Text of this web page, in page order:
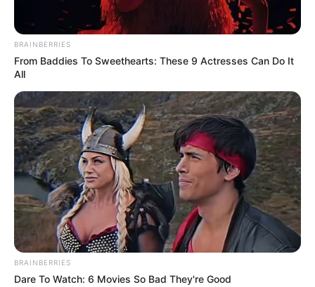
I Bet You Didn't Know It Was Really Happening?
BRAINBERRIES
BRAINBERRIES
From Baddies To Sweethearts: These 9 Actresses Can Do It
All
BRAINBERRIES
Dare To Watch: 6 Movies So Bad They're Good